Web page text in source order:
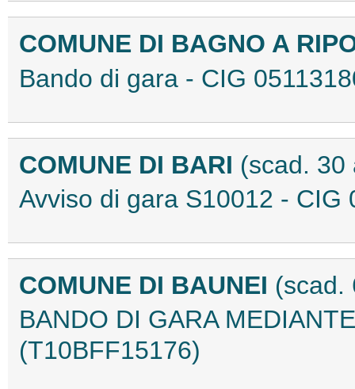
COMUNE DI BAGNO A
Bando di gara - CIG
COMUNE DI BARI (scad. 30
Avviso di gara S10012 -
COMUNE DI BAUNEI (scad.
BANDO DI GARA
(T10BFF15176)